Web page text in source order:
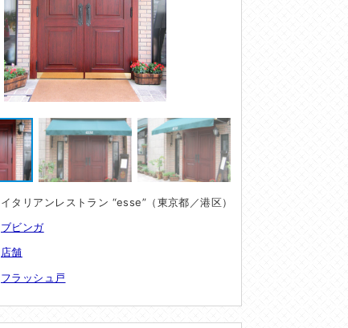
イタリアンレストラン “esse”（東京都／港区）
ブビンガ
店舗
フラッシュ戸